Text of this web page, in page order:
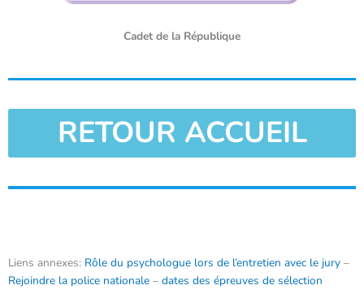
Cadet de la République
RETOUR ACCUEIL
Liens annexes: Rôle du psychologue lors de l’entretien avec le jury –
Rejoindre la police nationale – dates des épreuves de sélection